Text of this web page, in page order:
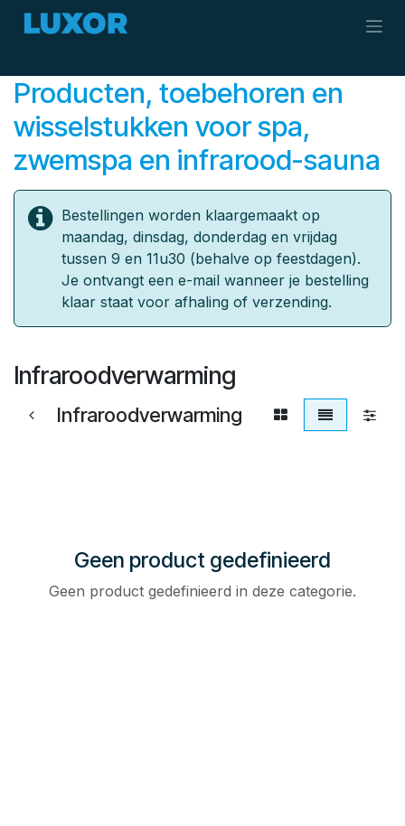
Overslaan naar inhoud
Producten, toebehoren en
wisselstukken ​voor spa,
zwemspa en infrarood-sauna
Bestellingen worden klaargemaakt op
maandag, dinsdag, donderdag en vrijdag
tussen 9 en 11u30 (behalve op feestdagen).
Je ontvangt een e-mail wanneer je bestelling
klaar staat voor afhaling of verzending.
Infraroodverwarming
Infraroodverwarming
Geen product gedefinieerd
Geen product gedefinieerd in deze categorie.